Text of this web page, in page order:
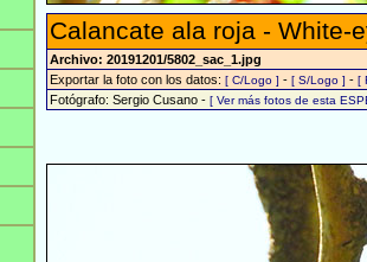
Calancate ala roja - White-
Archivo: 20191201/5802_sac_1.jpg
Exportar la foto con los datos: [ C/Logo ] - [ S/Logo ] - [
Fotógrafo: Sergio Cusano - [ Ver más fotos de esta